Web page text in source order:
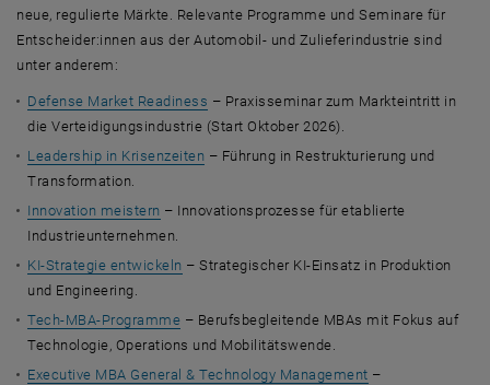
neue, regulierte Märkte. Relevante Programme und Seminare für
Entscheider:innen aus der Automobil- und Zulieferindustrie sind
unter anderem:
Defense Market Readiness – Praxisseminar zum Markteintritt in
die Verteidigungsindustrie (Start Oktober 2026).
Leadership in Krisenzeiten – Führung in Restrukturierung und
Transformation.
Innovation meistern – Innovationsprozesse für etablierte
Industrieunternehmen.
KI-Strategie entwickeln – Strategischer KI-Einsatz in Produktion
und Engineering.
Tech-MBA-Programme – Berufsbegleitende MBAs mit Fokus auf
Technologie, Operations und Mobilitätswende.
Executive MBA General & Technology Management –